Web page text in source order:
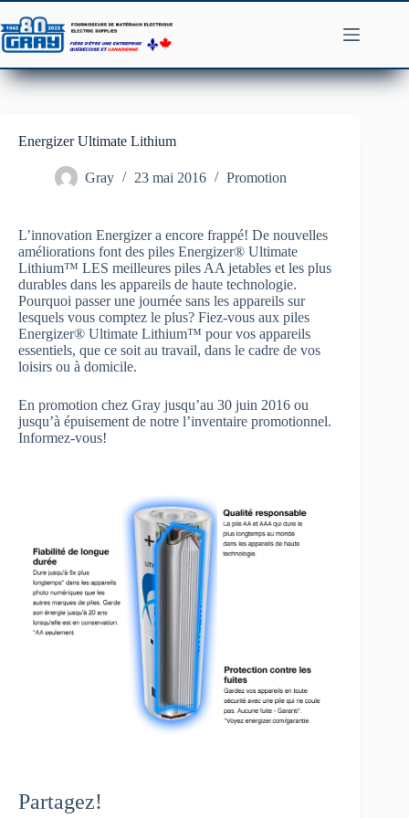
Passer
au
contenu
Energizer Ultimate Lithium
Gray 23 mai 2016 Promotion
L’innovation Energizer a encore frappé! De nouvelles
améliorations font des piles Energizer® Ultimate
Lithium™ LES meilleures piles AA jetables et les plus
durables dans les appareils de haute technologie.
Pourquoi passer une journée sans les appareils sur
lesquels vous comptez le plus? Fiez-vous aux piles
Energizer® Ultimate Lithium™ pour vos appareils
essentiels, que ce soit au travail, dans le cadre de vos
loisirs ou à domicile.
En promotion chez Gray jusqu’au 30 juin 2016 ou
jusqu’à épuisement de notre l’inventaire promotionnel.
Informez-vous!
Partagez!